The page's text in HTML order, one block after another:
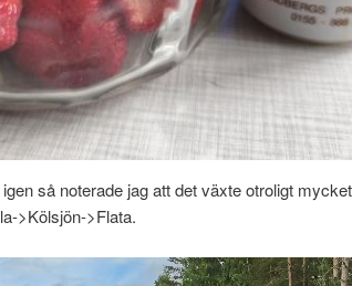
så noterade jag att det växte otroligt
>Kölsjön->Flata.